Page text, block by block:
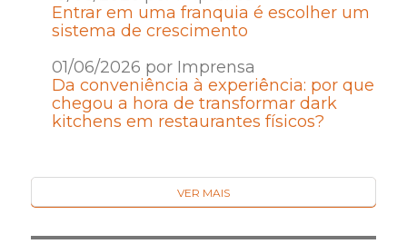
Entrar em uma franquia é escolher um
sistema de crescimento
01/06/2026 por Imprensa
Da conveniência à experiência: por que
chegou a hora de transformar dark
kitchens em restaurantes físicos?
VER MAIS